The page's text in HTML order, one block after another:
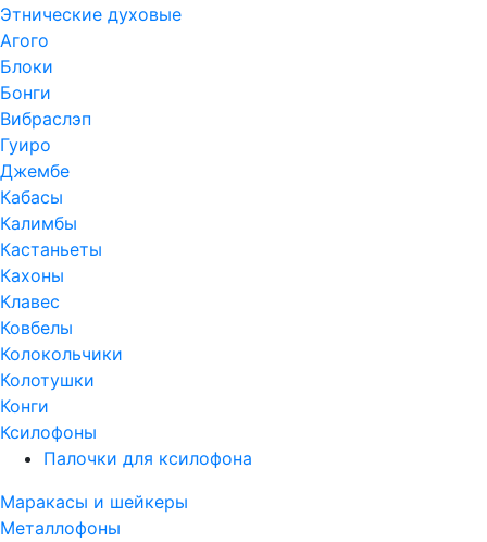
Этнические духовые
Агого
Блоки
Бонги
Вибраслэп
Гуиро
Джембе
Кабасы
Калимбы
Кастаньеты
Кахоны
Клавес
Ковбелы
Колокольчики
Колотушки
Конги
Ксилофоны
Палочки для ксилофона
Маракасы и шейкеры
Металлофоны